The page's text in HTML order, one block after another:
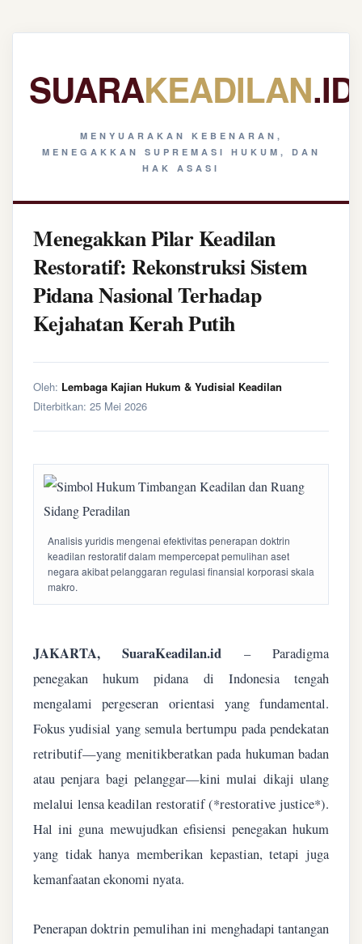
SUARAKEADILAN.ID
MENYUARAKAN KEBENARAN,
MENEGAKKAN SUPREMASI HUKUM, DAN
HAK ASASI
Menegakkan Pilar Keadilan
Restoratif: Rekonstruksi Sistem
Pidana Nasional Terhadap
Kejahatan Kerah Putih
Oleh: Lembaga Kajian Hukum & Yudisial Keadilan
Diterbitkan: 25 Mei 2026
Analisis yuridis mengenai efektivitas penerapan doktrin
keadilan restoratif dalam mempercepat pemulihan aset
negara akibat pelanggaran regulasi finansial korporasi skala
makro.
JAKARTA, SuaraKeadilan.id – Paradigma
penegakan hukum pidana di Indonesia tengah
mengalami pergeseran orientasi yang fundamental.
Fokus yudisial yang semula bertumpu pada pendekatan
retributif—yang menitikberatkan pada hukuman badan
atau penjara bagi pelanggar—kini mulai dikaji ulang
melalui lensa keadilan restoratif (*restorative justice*).
Hal ini guna mewujudkan efisiensi penegakan hukum
yang tidak hanya memberikan kepastian, tetapi juga
kemanfaatan ekonomi nyata.
Penerapan doktrin pemulihan ini menghadapi tantangan